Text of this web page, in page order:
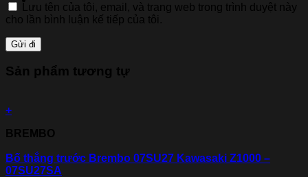
Lưu tên của tôi, email, và trang web trong trình duyệt này
cho lần bình luận kế tiếp của tôi.
Sản phẩm tương tự
+
BREMBO
Bố thắng trước Brembo 07SU27 Kawasaki Z1000 –
07SU27SA